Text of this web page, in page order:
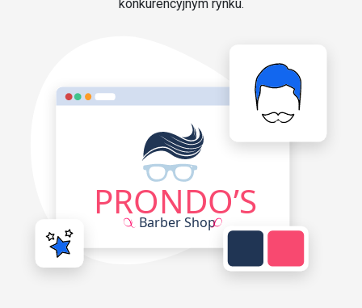
konkurencyjnym rynku.